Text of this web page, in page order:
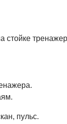
стойке
пульс.